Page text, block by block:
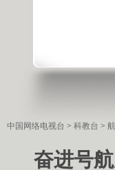
中国网络电视台 > 科教台 >
奋进号